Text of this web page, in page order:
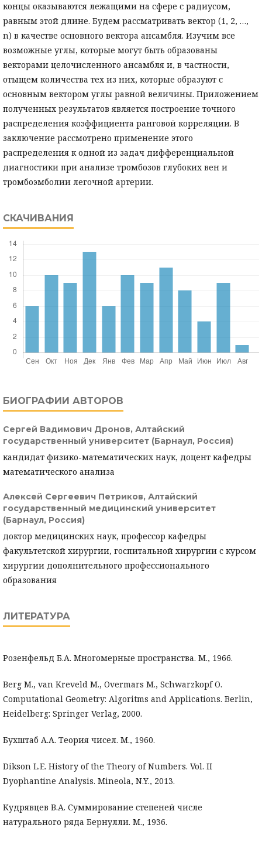
концы оказываются лежащими на сфере с радиусом,
равным этой длине. Будем рассматривать вектор (1, 2, …,
n) в качестве основного вектора ансамбля. Изучим все
возможные углы, которые могут быть образованы
векторами целочисленного ансамбля и, в частности,
отыщем количества тех из них, которые образуют с
основным вектором углы равной величины. Приложением
полученных результатов является построение точного
распределения коэффициента ранговой корреляции. В
заключение рассмотрено применение этого
распределения к одной из задач дифференциальной
диагностики при анализе тромбозов глубоких вен и
тромбоэмболии легочной артерии.
СКАЧИВАНИЯ
БИОГРАФИИ АВТОРОВ
Сергей Вадимович Дронов, Алтайский
государственный университет (Барнаул, Россия)
кандидат физико-математических наук, доцент кафедры
математического анализа
Алексей Сергеевич Петриков, Алтайский
государственный медицинский университет
(Барнаул, Россия)
доктор медицинских наук, профессор кафедры
факультетской хирургии, госпитальной хирургии с курсом
хирургии дополнительного профессионального
образования
ЛИТЕРАТУРА
Розенфельд Б.А. Многомерные пространства. М., 1966.
Berg M., van Kreveld M., Overmars M., Schwarzkopf O.
Computational Geometry: Algoritms and Applications. Berlin,
Heidelberg: Springer Verlag, 2000.
Бухштаб А.А. Теория чисел. М., 1960.
Dikson L.E. History of the Theory of Numbers. Vol. II
Dyophantine Analysis. Mineola, N.Y., 2013.
Кудрявцев В.А. Суммирование степеней числе
натурального ряда Бернулли. М., 1936.